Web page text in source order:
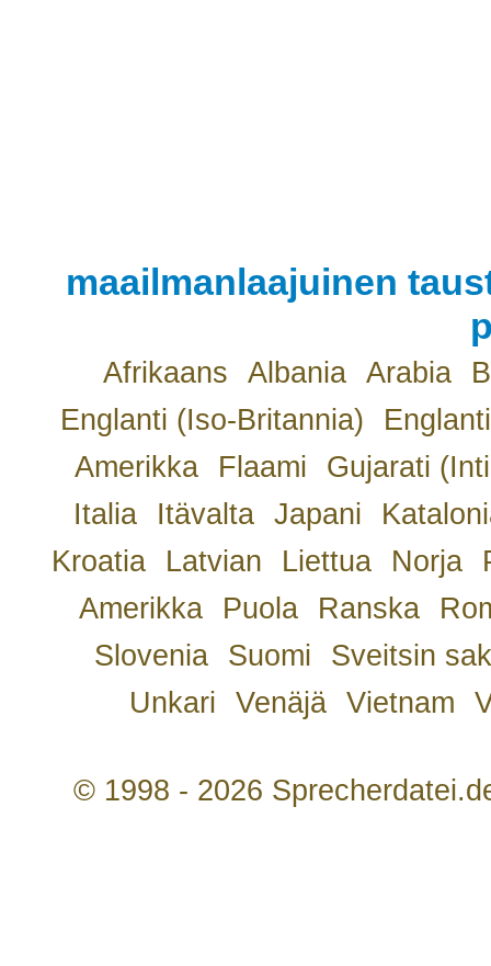
maailmanlaajuinen
Afrikaans Albania Arabia
Englanti (Iso-Britannia)
Amerikka
Flaami
Gujarati
Italia
Itävalta Japani
Kroatia
Latvian Liettua Norja
Amerikka
Puola Ranska
Slovenia
Suomi
Sveitsin
Unkari
Venäjä Vietnam
© 1998 - 2026